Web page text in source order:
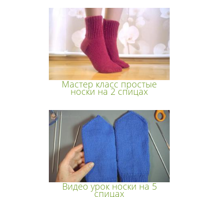
Мастер класс простые
носки на 2 спицах
Видео урок носки на 5
спицах